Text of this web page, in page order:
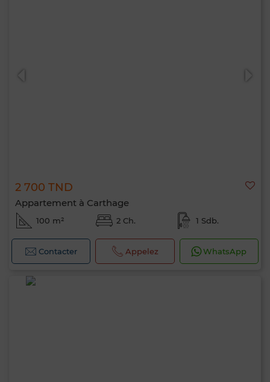
2 700 TND
Appartement à Carthage
100 m² 2 Ch. 1 Sdb.
Contacter Appelez WhatsApp